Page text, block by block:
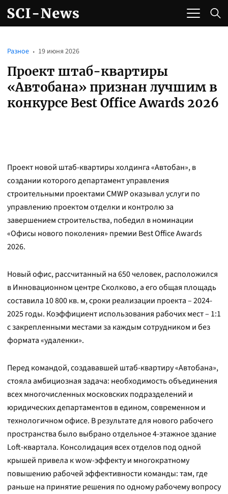
Проект штаб-квартиры
«Автобана» признан лучшим в
конкурсе Best Office Awards 2026
Разное 19 июня 2026
Проект новой штаб-квартиры холдинга «Автобан», в
создании которого департамент управления
строительными проектами CMWP оказывал услуги по
управлению проектом отделки и контролю за
завершением строительства, победил в номинации
«Офисы нового поколения» премии Best Office Awards
2026.
Новый офис, рассчитанный на 650 человек, расположился
в Инновационном центре Сколково, а его общая площадь
составила 10 800 кв. м, сроки реализации проекта – 2024-
2025 годы. Коэффициент использования рабочих мест – 1:1
с закрепленными местами за каждым сотрудником и без
формата «удаленки».
Перед командой, создававшей штаб-квартиру «Автобана»,
стояла амбициозная задача: необходимость объединения
всех многочисленных московских подразделений и
юридических департаментов в едином, современном и
технологичном офисе. В результате для нового рабочего
пространства было выбрано отдельное 4-этажное здание
Loft-квартала. Консолидация всех отделов под одной
крышей привела к wow-эффекту и многократному
повышению рабочей эффективности команды: там, где
раньше на принятие решения по одному рабочему вопросу